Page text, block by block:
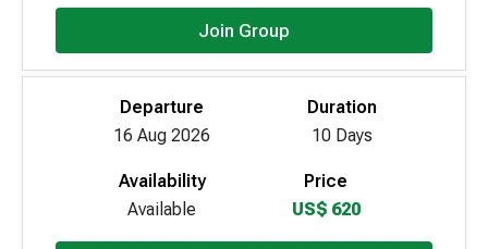
Join Group
Departure
16 Aug 2026
Duration
10 Days
Availability
Available
Price
US$ 620